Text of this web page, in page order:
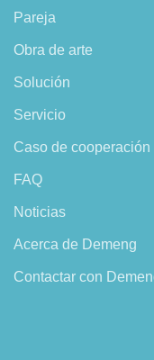
Pareja
Obra de arte
Solución
Servicio
Caso de cooperación
FAQ
Noticias
Acerca de Demeng
Contactar con